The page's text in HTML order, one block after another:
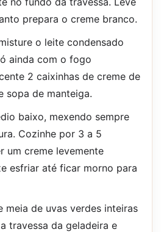
prepara o creme branco.
o leite condensado
ainda com o fogo
2 caixinhas de creme de
sopa de manteiga.
baixo, mexendo sempre
Cozinhe por 3 a 5
um creme levemente
esfriar até ficar morno para
meia de uvas verdes inteiras
travessa da geladeira e